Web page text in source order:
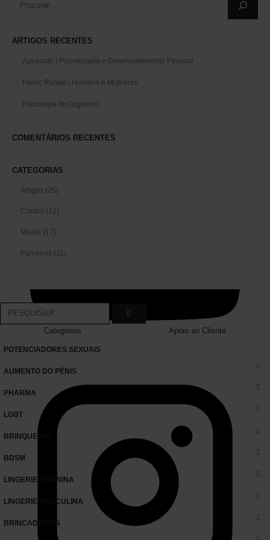
ARTIGOS RECENTES
Apessoar | Psicoterapia e Desenvolvimento Pessoal
Pelvic Rehab | Homens e Mulheres
Psicologia do Orgasmo
COMENTÁRIOS RECENTES
CATEGORIAS
Artigos (25)
Contos (12)
Media (17)
Parceiros (11)
Categorias Apoio ao Cliente
POTENCIADORES SEXUAIS
AUMENTO DO PÉNIS
PHARMA
LGBT
BRINQUEDOS
BDSM
LINGERIE FEMININA
LINGERIE MASCULINA
BRINCADEIRAS